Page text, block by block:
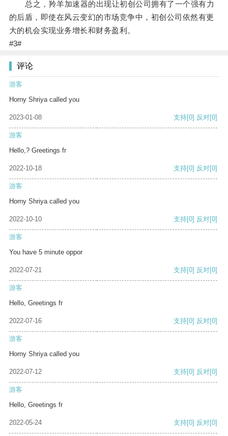
总之，羚羊加速器的出现让初创公司拥有了一个强有力
的后盾，即使在风云变幻的市场竞争中，初创公司依然有更
大的机会实现业务增长和财务盈利。
#3#
评论
游客
Horny Shriya called you
2023-01-08 支持[0] 反对[0]
游客
Hello,? Greetings fr
2022-10-18 支持[0] 反对[0]
游客
Horny Shriya called you
2022-10-10 支持[0] 反对[0]
游客
You have 5 minute oppor
2022-07-21 支持[0] 反对[0]
游客
Hello, Greetings fr
2022-07-16 支持[0] 反对[0]
游客
Horny Shriya called you
2022-07-12 支持[0] 反对[0]
游客
Hello, Greetings fr
2022-05-24 支持[0] 反对[0]